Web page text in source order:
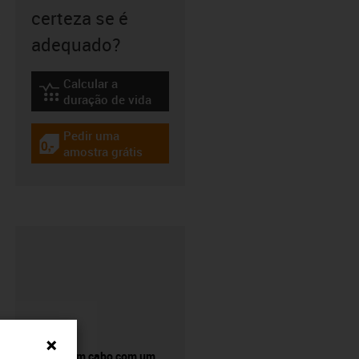
certeza se é
adequado?
igus-icon-lebensdauerrechner
Calcular a
duração de vida
igus-icon-gratismuster
Pedir uma
amostra grátis
Comprar um cabo com um